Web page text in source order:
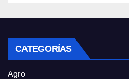
CATEGORÍAS
Agro